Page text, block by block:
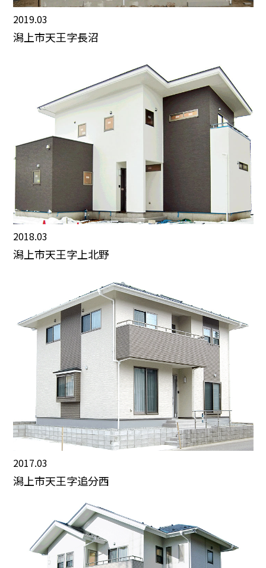
2019.03
潟上市天王字長沼
2018.03
潟上市天王字上北野
2017.03
潟上市天王字追分西